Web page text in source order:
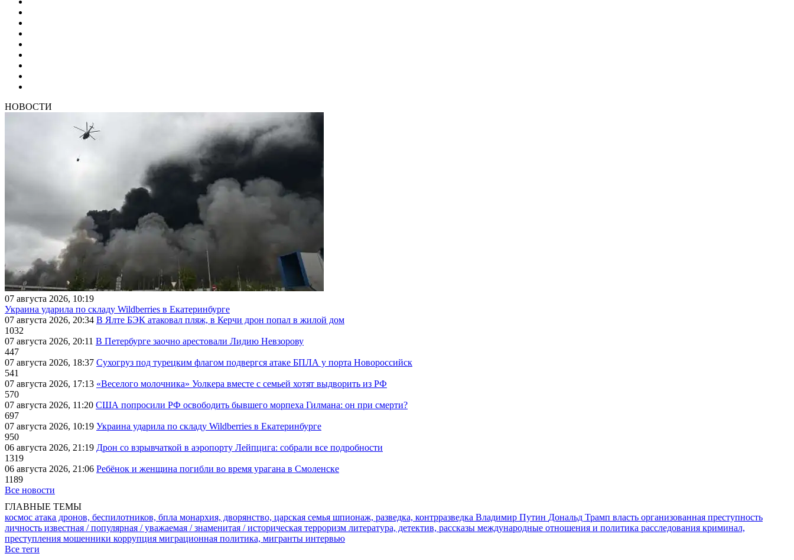
НОВОСТИ
07 августа 2026, 10:19
Украина ударила по складу Wildberries в Екатеринбурге
07 августа 2026, 20:34 В Ялте БЭК атаковал пляж, в Керчи дрон попал в жилой дом
1032
07 августа 2026, 20:11 В Петербурге заочно арестовали Лидию Невзорову
447
07 августа 2026, 18:37 Сухогруз под турецким флагом подвергся атаке БПЛА у порта Новороссийск
541
07 августа 2026, 17:13 «Веселого молочника» Уолкера вместе с семьей хотят выдворить из РФ
570
07 августа 2026, 11:20 США попросили РФ освободить бывшего морпеха Гилмана: он при смерти?
697
07 августа 2026, 10:19 Украина ударила по складу Wildberries в Екатеринбурге
950
06 августа 2026, 21:19 Дрон со взрывчаткой в аэропорту Лейпцига: собрали все подробности
1319
06 августа 2026, 21:06 Ребёнок и женщина погибли во время урагана в Смоленске
1189
Все новости
ГЛАВНЫЕ ТЕМЫ
космос атака дронов, беспилотников, бпла монархия, дворянство, царская семья шпионаж, разведка, контрразведка Владимир Путин Дональд Трамп власть организованная преступность
личность известная / популярная / уважаемая / знаменитая / историческая терроризм литература, детектив, рассказы международные отношения и политика расследования криминал,
преступления мошенники коррупция миграционная политика, мигранты интервью
Все теги